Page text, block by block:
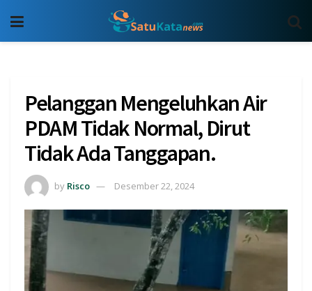
Pelanggan Mengeluhkan Air
PDAM Tidak Normal, Dirut
Tidak Ada Tanggapan.
by Risco Desember 22, 2024